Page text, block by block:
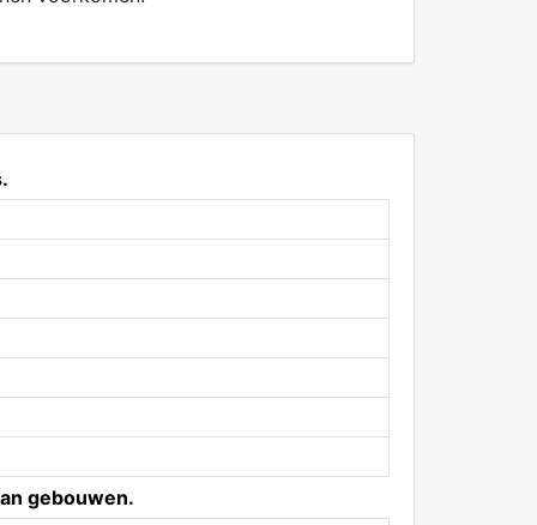
gebouwen.